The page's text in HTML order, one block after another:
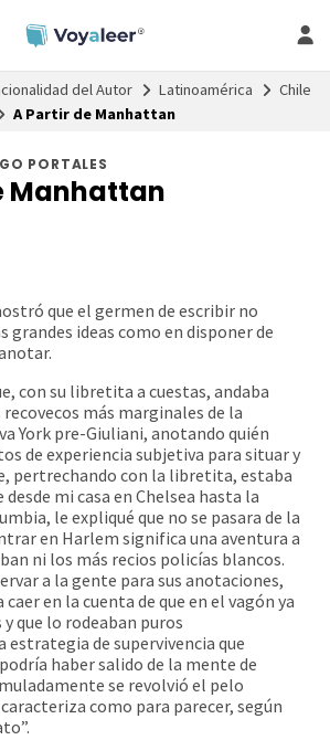
del Autor Latinoamérica
Chile
A Partir de Manhattan
PORTALES
Manhattan
que el germen de escribir no
grandes ideas como en disponer de
con su libretita a cuestas, andaba
más marginales de la
York pre-Giuliani, anotando quién
de experiencia subjetiva para situar y
pertrechando con la libretita, estaba
mi casa en Chelsea hasta la
le expliqué que no se pasara de la
en Harlem significa una aventura a
ni los más recios policías blancos.
a la gente para sus anotaciones,
en la cuenta de que en el vagón ya
que lo rodeaban puros
estrategia de supervivencia que
haber salido de la mente de
se revolvió el pelo
como para parecer, según